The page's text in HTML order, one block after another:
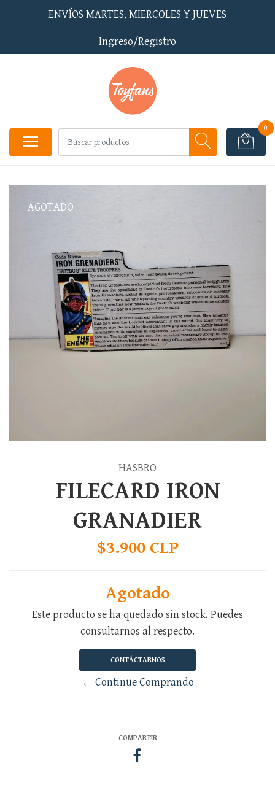
ENVÍOS MARTES, MIERCOLES Y JUEVES
Ingreso/Registro
0
AGOTADO
HASBRO
FILECARD IRON
GRANADIER
$3.900 CLP
Agotado
Este producto se ha quedado sin stock. Puedes
consultarnos al respecto.
CONTÁCTARNOS
← Continue Comprando
COMPARTIR